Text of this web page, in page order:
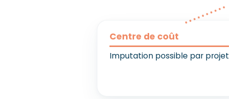
Centre de coût
Imputation possible par projet